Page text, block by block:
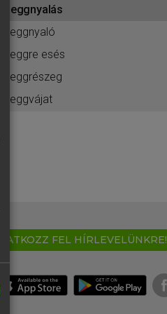
seggnyalás
seggnyaló
seggre esés
seggrészeg
seggvájat
IRATKOZZ FEL HÍRLEVELÜNKRE!